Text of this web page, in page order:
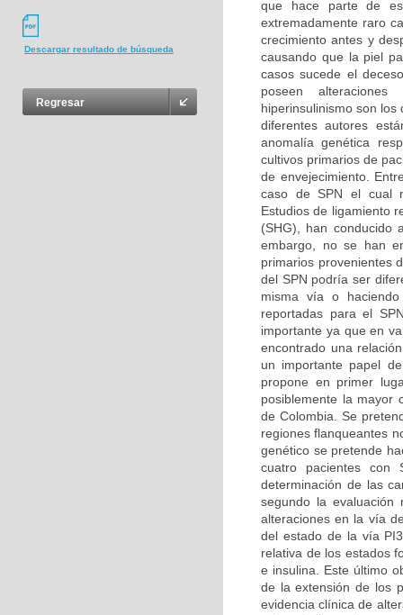
Descargar resultado de búsqueda
Regresar
que hace parte de
extremadamente raro
crecimiento antes y
causando que la piel
casos sucede el
poseen alteraciones
hiperinsulinismo son
diferentes autores
anomalía genética
cultivos primarios de
de envejecimiento.
caso de SPN el cual
Estudios de ligamiento
(SHG), han conducido
embargo, no se han
primarios provenientes
del SPN podría ser
misma vía o
reportadas para el
importante ya que en
encontrado una
un importante papel
propone en primer
posiblemente la mayor
de Colombia. Se
regiones flanqueantes
genético se pretende
cuatro pacientes con
determinación de las
segundo la evaluación
alteraciones en la vía
del estado de la vía
relativa de los estados
e insulina. Este último
de la extensión de los
evidencia clínica de